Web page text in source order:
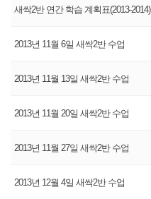
새싹2반 연간 학습 계획표(2013-2014)
2013년 11월 6일 새싹2반 수업
2013년 11월 13일 새싹2반 수업
2013년 11월 20일 새싹2반 수업
2013년 11월 27일 새싹2반 수업
2013년 12월 4일 새싹2반 수업